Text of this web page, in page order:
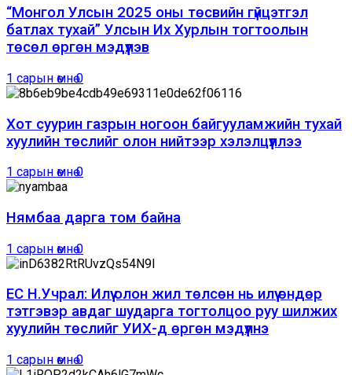
“Монгол Улсын 2025 оны төсвийн гүйцэтгэл
батлах тухай” Улсын Их Хурлын тогтоолын
төсөл өргөн мэдүүлэв
1 сарын өмнө0
Хот суурин газрын ногоон байгууламжийн тухай
хуулийн төслийг олон нийтээр хэлэлцүүллээ
1 сарын өмнө0
Нямбаа дарга том байна
1 сарын өмнө0
ЕС Н.Учрал: Илүү олон жил төлсөн нь илүү өндөр
тэтгэвэр авдаг шударга тогтолцоо руу шилжих
хуулийн төслийг УИХ-д өргөн мэдүүлнэ
1 сарын өмнө0